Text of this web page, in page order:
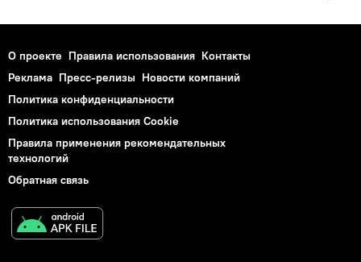
О проекте Правила использования Контакты
Реклама Пресс-релизы Новости компаний
Политика конфиденциальности
Политика использования Cookie
Правила применения рекомендательных
технологий
Обратная связь